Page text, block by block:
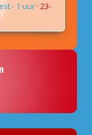
- 1 uur · 23-